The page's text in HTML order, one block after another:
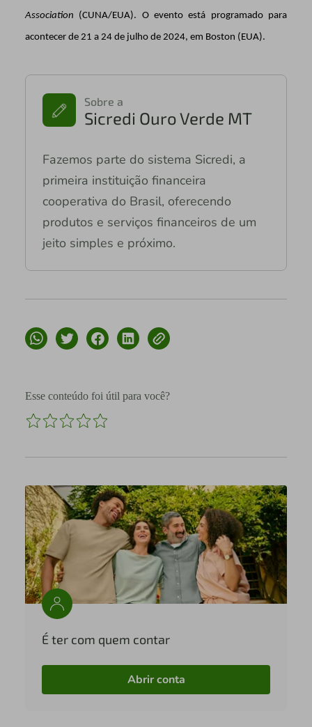
Association (CUNA/EUA). O evento está programado para
acontecer de 21 a 24 de julho de 2024, em Boston (EUA).
Sobre a
Sicredi Ouro Verde MT
Fazemos parte do sistema Sicredi, a
primeira instituição financeira
cooperativa do Brasil, oferecendo
produtos e serviços financeiros de um
jeito simples e próximo.
Esse conteúdo foi útil para você?
É ter com quem contar
Abrir conta